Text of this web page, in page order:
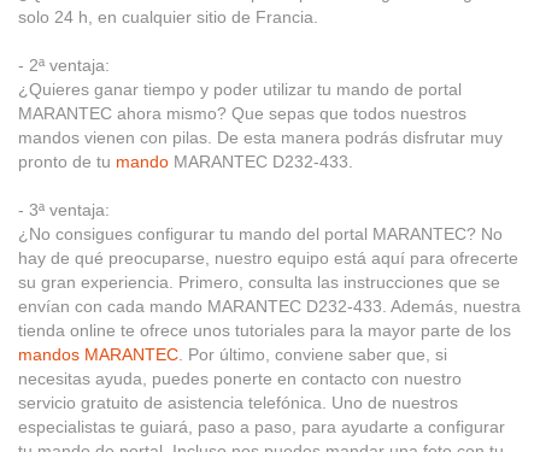
solo 24 h, en cualquier sitio de Francia.
- 2ª ventaja:
¿Quieres ganar tiempo y poder utilizar tu mando de portal
MARANTEC ahora mismo? Que sepas que todos nuestros
mandos vienen con pilas. De esta manera podrás disfrutar muy
pronto de tu mando MARANTEC D232-433.
- 3ª ventaja:
¿No consigues configurar tu mando del portal MARANTEC? No
hay de qué preocuparse, nuestro equipo está aquí para ofrecerte
su gran experiencia. Primero, consulta las instrucciones que se
envían con cada mando MARANTEC D232-433. Además, nuestra
tienda online te ofrece unos tutoriales para la mayor parte de los
mandos MARANTEC. Por último, conviene saber que, si
necesitas ayuda, puedes ponerte en contacto con nuestro
servicio gratuito de asistencia telefónica. Uno de nuestros
especialistas te guiará, paso a paso, para ayudarte a configurar